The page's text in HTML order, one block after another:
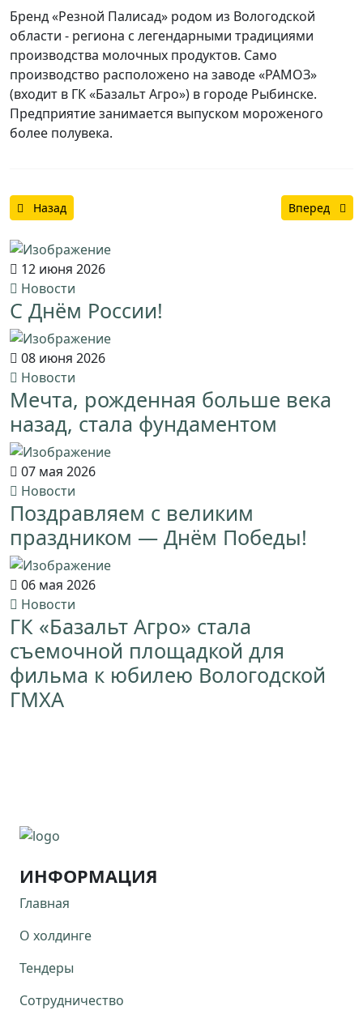
Бренд «Резной Палисад» родом из Вологодской
области - региона с легендарными традициями
производства молочных продуктов. Само
производство расположено на заводе «РАМОЗ»
(входит в ГК «Базальт Агро») в городе Рыбинске.
Предприятие занимается выпуском мороженого
более полувека.
Предыдущий: Поздравляем с Международным женским
Назад Следующий:
Вперед
12 июня 2026
Новости
С Днём России!
08 июня 2026
Новости
Мечта, рожденная больше века
назад, стала фундаментом
07 мая 2026
Новости
Поздравляем с великим
праздником — Днём Победы!
06 мая 2026
Новости
ГК «Базальт Агро» стала
съемочной площадкой для
фильма к юбилею Вологодской
ГМХА
ИНФОРМАЦИЯ
Главная
О холдинге
Тендеры
Сотрудничество